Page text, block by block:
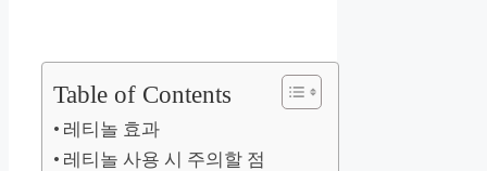
Table of Contents
레티놀 효과
레티놀 사용 시 주의할 점